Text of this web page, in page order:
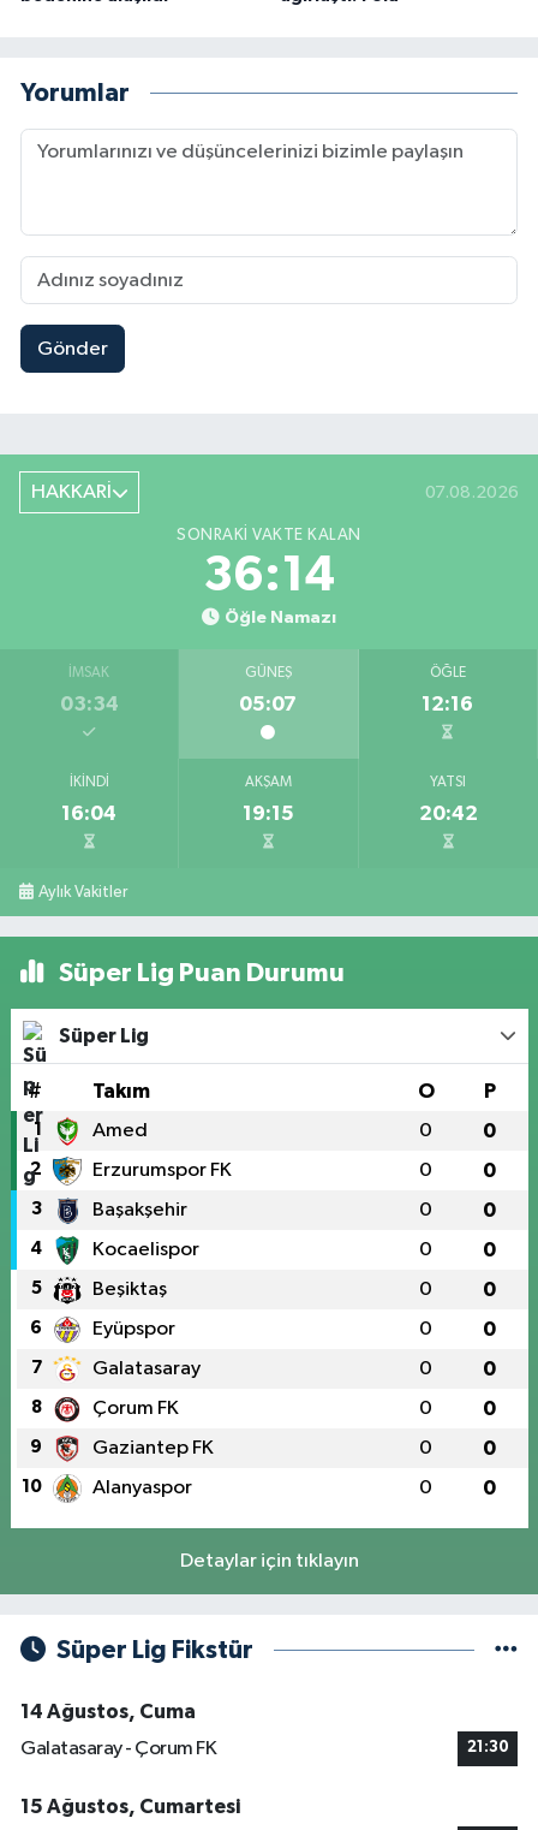
Yorumlar
Gönder
HAKKARİ 07.08.2026
SONRAKI VAKTE KALAN
36:13
Öğle Namazı
İMSAK
03:34
GÜNEŞ
05:07
ÖĞLE
12:16
İKINDI
16:04
AKŞAM
19:15
YATSI
20:42
Aylık Vakitler
Süper Lig Puan Durumu
Süper Lig
# Takım O P
1 Amed 0 0
2 Erzurumspor FK 0 0
3 Başakşehir 0 0
4 Kocaelispor 0 0
5 Beşiktaş 0 0
6 Eyüpspor 0 0
7 Galatasaray 0 0
8 Çorum FK 0 0
9 Gaziantep FK 0 0
10 Alanyaspor 0 0
Detaylar için tıklayın
Süper Lig Fikstür
14 Ağustos, Cuma
Galatasaray - Çorum FK
21:30
15 Ağustos, Cumartesi